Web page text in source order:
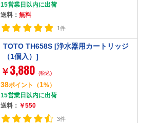
15営業日以内に出荷
送料： 無料
1件
TOTO TH658S [浄水器用カートリッジ
（1個入）]
￥ 3,880 (税込)
38ポイント （1%）
15営業日以内に出荷
送料： ￥550
3件